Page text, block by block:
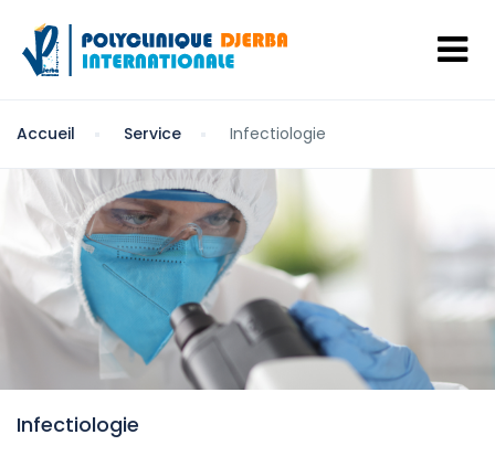
Accueil Service Infectiologie
Infectiologie